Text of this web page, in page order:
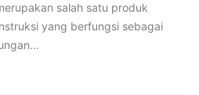
salah satu produk
yang berfungsi sebagai